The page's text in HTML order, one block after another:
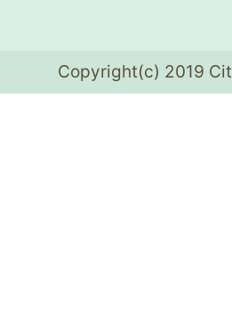
Copyright(c) 2019